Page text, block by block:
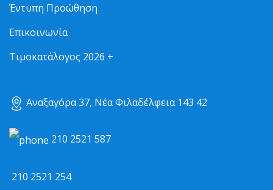
Έντυπη Προώθηση
Επικοινωνία
Τιμοκατάλογος 2026 +
Αναξαγόρα 37, Νέα Φιλαδέλφεια 143 42
210 2521 587
210 2521 254